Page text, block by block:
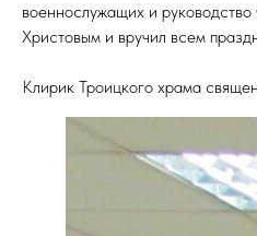
военнослужащих и
Христовым и вручил всем
Клирик Троицкого храма